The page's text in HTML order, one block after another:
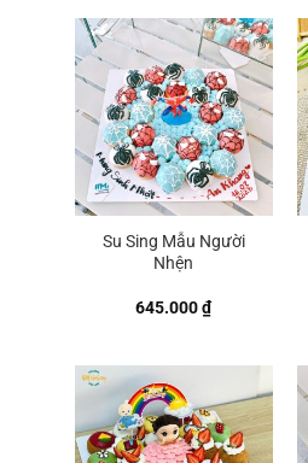
Su Sing Mẫu Người
Nhện
645.000₫